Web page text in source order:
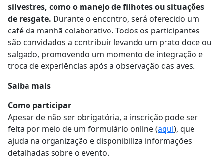
silvestres, como o manejo de filhotes ou situações
de resgate. Durante o encontro, será oferecido um
café da manhã colaborativo. Todos os participantes
são convidados a contribuir levando um prato doce ou
salgado, promovendo um momento de integração e
troca de experiências após a observação das aves.
Saiba mais
Como participar
Apesar de não ser obrigatória, a inscrição pode ser
feita por meio de um formulário online (aqui), que
ajuda na organização e disponibiliza informações
detalhadas sobre o evento.